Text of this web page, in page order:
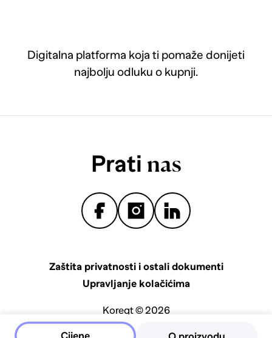
Digitalna platforma koja ti pomaže donijeti
najbolju odluku o kupnji.
Prati nas
Zaštita privatnosti i ostali dokumenti
Upravljanje kolačićima
Koreqt © 2026